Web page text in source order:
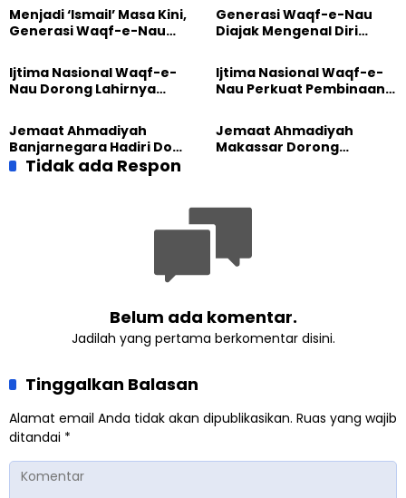
Menjadi ‘Ismail’ Masa Kini,
Generasi Waqf-e-Nau
Pengabdian
Generasi Waqf-e-Nau
Diajak Mengenal Diri
Dunia
Ijtima Nasional Waqf-e-
Nau Dorong Lahirnya
yang Militan
Ijtima Nasional Waqf-e-
Nau Perkuat Pembinaan
Masa Depan
Jemaat Ahmadiyah
Banjarnegara Hadiri Doa
Bersama Tasyakuran
Jemaat Ahmadiyah
Makassar Dorong
Tidak ada Respon
Belum ada komentar.
Jadilah yang pertama berkomentar disini.
Tinggalkan Balasan
Alamat email Anda tidak akan dipublikasikan. Ruas yang wajib
ditandai *